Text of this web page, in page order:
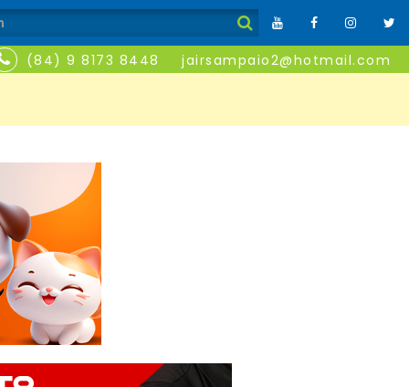
(84) 9 8173 8448 jairsampaio2@hotmail.com